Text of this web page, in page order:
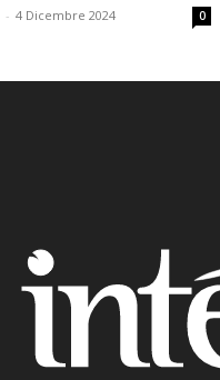
- 4 Dicembre 2024 0